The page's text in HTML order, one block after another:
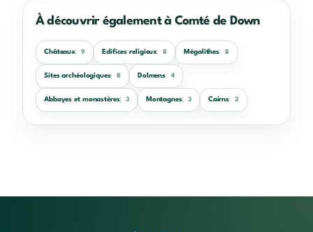
À découvrir également à Comté de Down
Châteaux 9 Edifices religieux 8 Mégalithes 8
Sites archéologiques 8 Dolmens 4
Abbayes et monastères 3 Montagnes 3 Cairns 2